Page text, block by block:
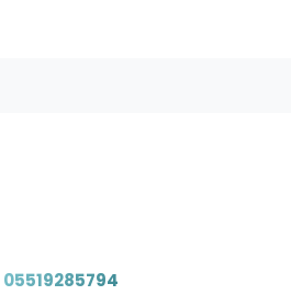
05519285794